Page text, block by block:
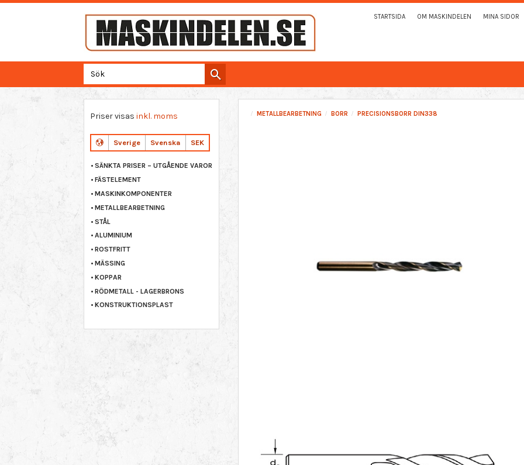
STARTSIDA OM MASKINDELEN MINA SIDOR
METALLBEARBETNING BORR PRECISIONSBORR DIN338
Priser visas inkl. moms
Sverige Svenska SEK
SÄNKTA PRISER – UTGÅENDE VAROR
FÄSTELEMENT
MASKINKOMPONENTER
METALLBEARBETNING
STÅL
ALUMINIUM
ROSTFRITT
MÄSSING
KOPPAR
RÖDMETALL - LAGERBRONS
KONSTRUKTIONSPLAST